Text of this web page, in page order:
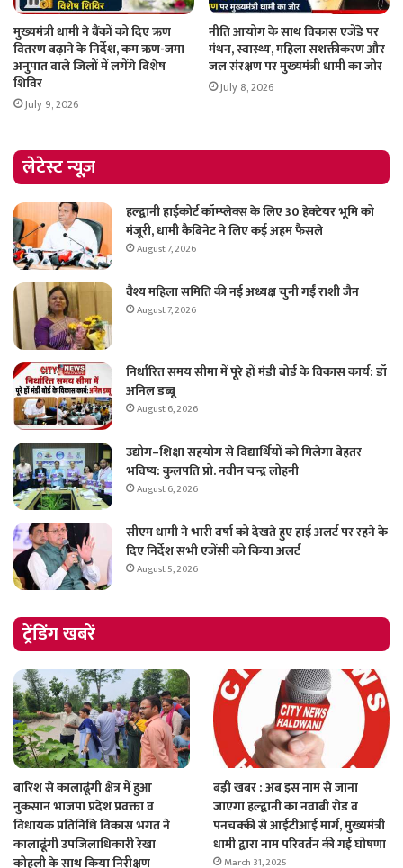
मुख्यमंत्री धामी ने बैंकों को दिए ऋण
वितरण बढ़ाने के निर्देश, कम ऋण-जमा
अनुपात वाले जिलों में लगेंगे विशेष
शिविर
July 9, 2026
नीति आयोग के साथ विकास एजेंडे पर
मंथन, स्वास्थ्य, महिला सशक्तीकरण और
जल संरक्षण पर मुख्यमंत्री धामी का जोर
July 8, 2026
लेटेस्ट न्यूज़
हल्द्वानी हाईकोर्ट कॉम्प्लेक्स के लिए 30 हेक्टेयर भूमि को
मंजूरी, धामी कैबिनेट ने लिए कई अहम फैसले
August 7, 2026
वैश्य महिला समिति की नई अध्यक्ष चुनी गईं राशी जैन
August 7, 2026
निर्धारित समय सीमा में पूरे हों मंडी बोर्ड के विकास कार्य: डॉ
अनिल डब्बू
August 6, 2026
उद्योग–शिक्षा सहयोग से विद्यार्थियों को मिलेगा बेहतर
भविष्य: कुलपति प्रो. नवीन चन्द्र लोहनी
August 6, 2026
सीएम धामी ने भारी वर्षा को देखते हुए हाई अलर्ट पर रहने के
दिए निर्देश सभी एजेंसी को किया अलर्ट
August 5, 2026
ट्रेंडिंग खबरें
बारिश से कालाढूंगी क्षेत्र में हुआ
नुकसान भाजपा प्रदेश प्रवक्ता व
विधायक प्रतिनिधि विकास भगत ने
कालाढूंगी उपजिलाधिकारी रेखा
कोहली के साथ किया निरीक्षण
बड़ी खबर : अब इस नाम से जाना
जाएगा हल्द्वानी का नवाबी रोड व
पनचक्की से आईटीआई मार्ग, मुख्यमंत्री
धामी द्वारा नाम परिवर्तन की गई घोषणा
March 31, 2025